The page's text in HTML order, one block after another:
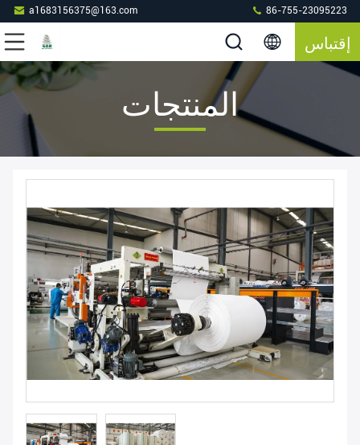
a1683156375@163.com 86-755-23095223
إقتباس
المنتجات